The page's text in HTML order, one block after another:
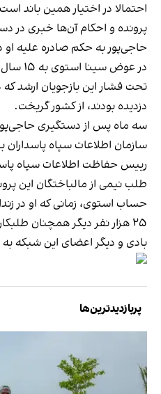
احتمالا در اختیار همین باند
پرونده و احکام آن‌ها خبری در
حاجی‌پور به حکم صادره علیه او در
در عوض
تحت فشار این بازجویان ارشد که
دزدیده بودند، از کشور گریخت.
‌سه ماه پس از دستگیری
سازمان اطلاعات سپاه
رییس حفاظت اطلاعات سپاه
حساب استوی، زمانی که او در
۲۵ هزار نفر دیگر همچنان
بادی و دیگر اعضای این شبکه
پربازدیدترین‌ها